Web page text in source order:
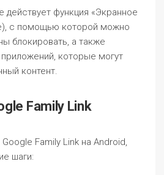
действует функция «Экранное
с помощью которой можно
блокировать, а также
приложений, которые могут
контент.
Family Link
Family Link на Android,
шаги: